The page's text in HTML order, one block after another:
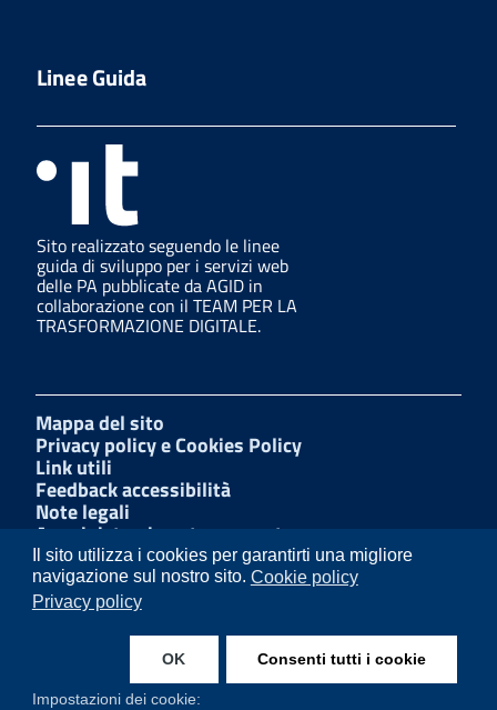
Il sito utilizza i cookies per garantirti una migliore
navigazione sul nostro sito. Cookie policy
Privacy policy
OK Consenti tutti i cookie
Impostazioni dei cookie:
Linee Guida
Sito realizzato seguendo le linee
guida di sviluppo per i servizi web
delle PA pubblicate da AGID in
collaborazione con il TEAM PER LA
TRASFORMAZIONE DIGITALE.
Mappa del sito
Privacy policy e Cookies Policy
Link utili
Feedback accessibilità
Note legali
Amministrazione trasparente
Dichiarazione di accessibilità
W3C Css
Albo Pretorio
LinkedIn
Instagram